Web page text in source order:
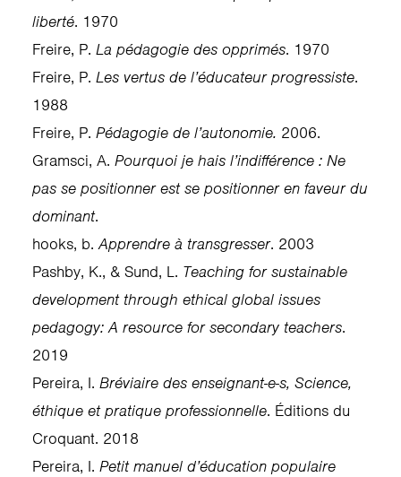
liberté. 1970
Freire, P. La pédagogie des opprimés. 1970
Freire, P. Les vertus de l’éducateur progressiste.
1988
Freire, P. Pédagogie de l’autonomie. 2006.
Gramsci, A. Pourquoi je hais l’indifférence : Ne
pas se positionner est se positionner en faveur du
dominant.
hooks, b.Apprendre à transgresser. 2003
Pashby, K., & Sund, L. Teaching for sustainable
development through ethical global issues
pedagogy: A resource for secondary teachers.
2019
Pereira, I. Bréviaire des enseignant-e-s, Science,
éthique et pratique professionnelle. Éditions du
Croquant. 2018
Pereira, I. Petit manuel d’éducation populaire